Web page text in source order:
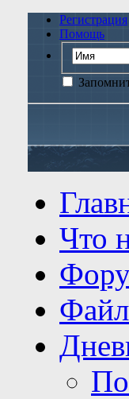
Регистрация
Помощь
Что